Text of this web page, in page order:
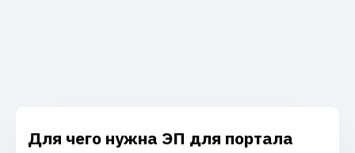
Для чего нужна ЭП для портала